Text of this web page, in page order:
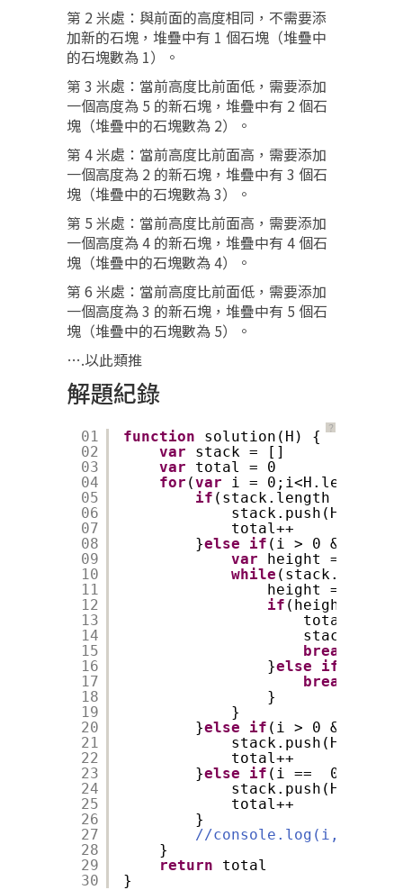
第 2 米處：與前面的高度相同，不需要添
加新的石塊，堆疊中有 1 個石塊（堆疊中
的石塊數為 1）。
第 3 米處：當前高度比前面低，需要添加
一個高度為 5 的新石塊，堆疊中有 2 個石
塊（堆疊中的石塊數為 2）。
第 4 米處：當前高度比前面高，需要添加
一個高度為 2 的新石塊，堆疊中有 3 個石
塊（堆疊中的石塊數為 3）。
第 5 米處：當前高度比前面高，需要添加
一個高度為 4 的新石塊，堆疊中有 4 個石
塊（堆疊中的石塊數為 4）。
第 6 米處：當前高度比前面低，需要添加
一個高度為 3 的新石塊，堆疊中有 5 個石
塊（堆疊中的石塊數為 5）。
….以此類推
解題紀錄
？
01
02
03
04
05
06
07
08
09
10
11
12
13
14
15
16
17
18
19
20
21
22
23
24
25
26
27
28
29
30
function
solution(H) {
var
stack = []
var
total = 0
for (var
i =
if (stack.length == 0){
stack.push(H[i])
total++
}else if (i > 0 &&
var
height = H[i-1]
while (stack.length
height =
if (height <
total++
break
}else if
break
}
}
}else if (i > 0 &&
stack.push(H[i]-
total++
}else if (i ==  0 &&
stack.push(H[i])
total++
}
//
}
return
total
}